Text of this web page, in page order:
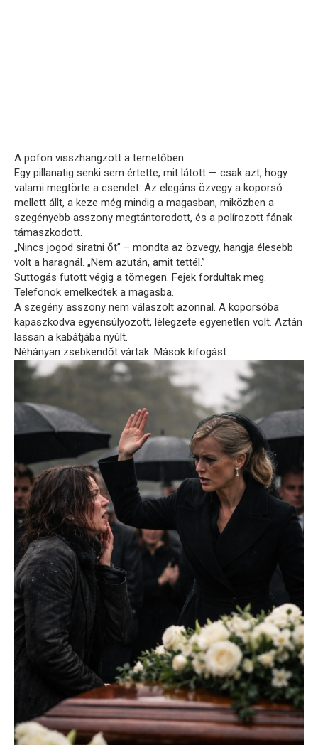
A pofon visszhangzott a temetőben.
Egy pillanatig senki sem értette, mit látott — csak azt, hogy
valami megtörte a csendet. Az elegáns özvegy a koporsó
mellett állt, a keze még mindig a magasban, miközben a
szegényebb asszony megtántorodott, és a polírozott fának
támaszkodott.
„Nincs jogod siratni őt” – mondta az özvegy, hangja élesebb
volt a haragnál. „Nem azután, amit tettél.”
Suttogás futott végig a tömegen. Fejek fordultak meg.
Telefonok emelkedtek a magasba.
A szegény asszony nem válaszolt azonnal. A koporsóba
kapaszkodva egyensúlyozott, lélegzete egyenetlen volt. Aztán
lassan a kabátjába nyúlt.
Néhányan zsebkendőt vártak. Mások kifogást.